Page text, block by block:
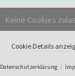
Keine Cookies
Cookie Details
Datenschutzerklärung